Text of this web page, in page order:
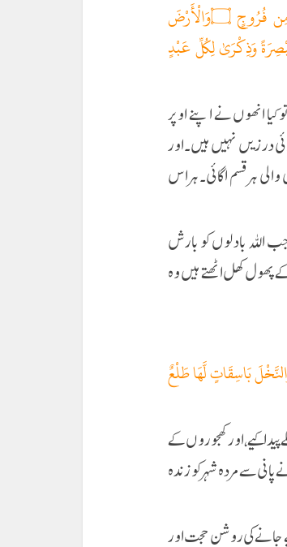
أَفَلَمْ يَنظُرُوا إِلَى السَّمَاءِ فَوْقَهُمْ كَيْفَ بَنَيْنَاهَا وَزَيَّنَّاهَا وَمَا لَهَا مِن فُرُوجٍ ۝وَالْأَرْضَ
وَأَلْقَيْنَا فِيهَا رَوَاسِيَ وَأَنبَتْنَا فِيهَا مِن كُلِّ زَوْجٍ بَهِيجٍ ۝ تَبْصِرَةً وَذِكْرَىٰ لِكُلِّ عَبْدٍ
کیا انھوں نے اپنے اوپر
درزیں نہیں ہیں۔اور
ہر قسم اگائی۔ہر اس
جب اللہ بادلوں کو بارش
پھول کھل اٹھتے ہیں وہ
السَّمَاءِ مَاءً مُّبَارَكًا فَأَنبَتْنَا بِهِ جَنَّاتٍ وَحَبَّ الْحَصِيدِ۝وَالنَّخْلَ بَاسِقَاتٍ لَّهَا طَلْعٌ
کیے، اور کھجوروں کے
سے مردہ شہر کو زندہ
جانے کی روشن حجت اور